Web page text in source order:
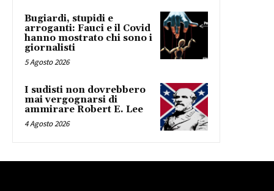
Bugiardi, stupidi e
arroganti: Fauci e il Covid
hanno mostrato chi sono i
giornalisti
5 Agosto 2026
I sudisti non dovrebbero
mai vergognarsi di
ammirare Robert E. Lee
4 Agosto 2026